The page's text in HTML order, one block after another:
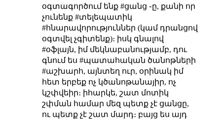
օգտագործում ենք #ցանց ֊ը, քանի որ
չունենք #տելեպատիկ
#հնարավորություններ (կամ դրանցով
օգտվել չգիտենք)։ իսկ գնալով
#օֆլայն, իմ մեկնաբանությամբ, դու
գնում ես #պատահական ծանոթների
#աշխարհ, այնտեղ ուր, օրինակ իմ
հետ երբեք ոչ կծանոթանայիր, ոչ
կշփվեիր։ իհարկե, շատ մոտիկ
շփման համար մեզ պետք չէ ցանցը,
ու պետք չէ շատ մարդ։ բայց ես այդ